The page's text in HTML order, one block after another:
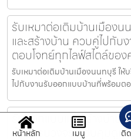
รับเหมาต่อเติมบ้านเมือง
และสร้างบ้าน ควบคู่ไปกั
ตอบโจทย์ทุกไลฟ์สไตล์ขอ
รับเหมาต่อเติมบ้านเมืองนนทบุรี ใ
ไปกับงานรับออกแบบบ้านที่พร้อมต
รับออกแบบและสร้างบ้าน
บ้านครบวงจร ควบคุมดูแ
หน้าหลัก เมนู ติ